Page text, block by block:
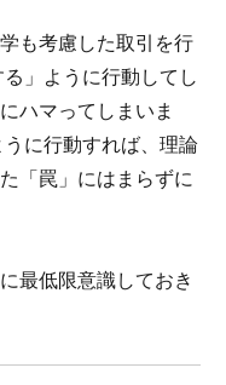
も考慮した取引を行
」ように行動してし
ハマってしまいま
に行動すれば、理論
「罠」にはまらずに
最低限意識しておき